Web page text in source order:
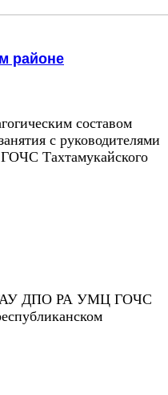
районе
составом
с руководителями
Тахтамукайского
ГАУ ДПО РА УМЦ ГОЧС